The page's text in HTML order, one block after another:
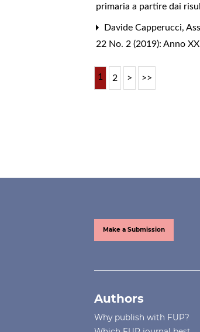
primaria a partire dai
Davide Capperucci,
22 No. 2 (2019): Anno
1 2 > >>
Make a Submission
Authors
Why publish with FUP?